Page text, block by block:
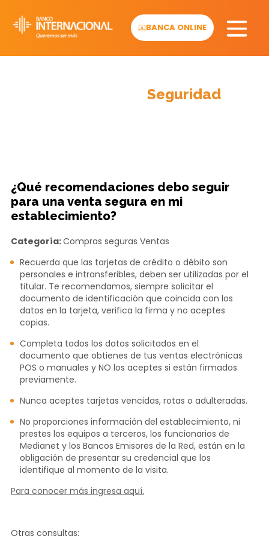
content
BANCA ONLINE
Seguridad
¿Qué recomendaciones debo seguir
para una venta segura en mi
establecimiento?
Categoría:Compras seguras Ventas
Recuerda que las tarjetas de crédito o débito son
personales e intransferibles, deben ser utilizadas por el
titular. Te recomendamos, siempre solicitar el
documento de identificación que coincida con los
datos en la tarjeta, verifica la firma y no aceptes
copias.
Completa todos los datos solicitados en el
documento que obtienes de tus ventas electrónicas
POS o manuales y NO los aceptes si están firmados
previamente.
Nunca aceptes tarjetas vencidas, rotas o adulteradas.
No proporciones información del establecimiento, ni
prestes los equipos a terceros, los funcionarios de
Medianet y los Bancos Emisores de la Red, están en la
obligación de presentar su credencial que los
identifique al momento de la visita.
Para conocer más ingresa aquí.
Otras consultas: